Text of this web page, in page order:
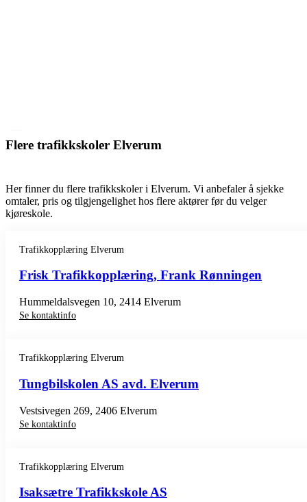
Flere trafikkskoler Elverum
Her finner du flere trafikkskoler i Elverum. Vi anbefaler å sjekke
omtaler, pris og tilgjengelighet hos flere aktører før du velger
kjøreskole.
Trafikkopplæring Elverum
Frisk Trafikkopplæring, Frank Rønningen
Hummeldalsvegen 10, 2414 Elverum
Se kontaktinfo
Trafikkopplæring Elverum
Tungbilskolen AS avd. Elverum
Vestsivegen 269, 2406 Elverum
Se kontaktinfo
Trafikkopplæring Elverum
Isaksætre Trafikkskole AS